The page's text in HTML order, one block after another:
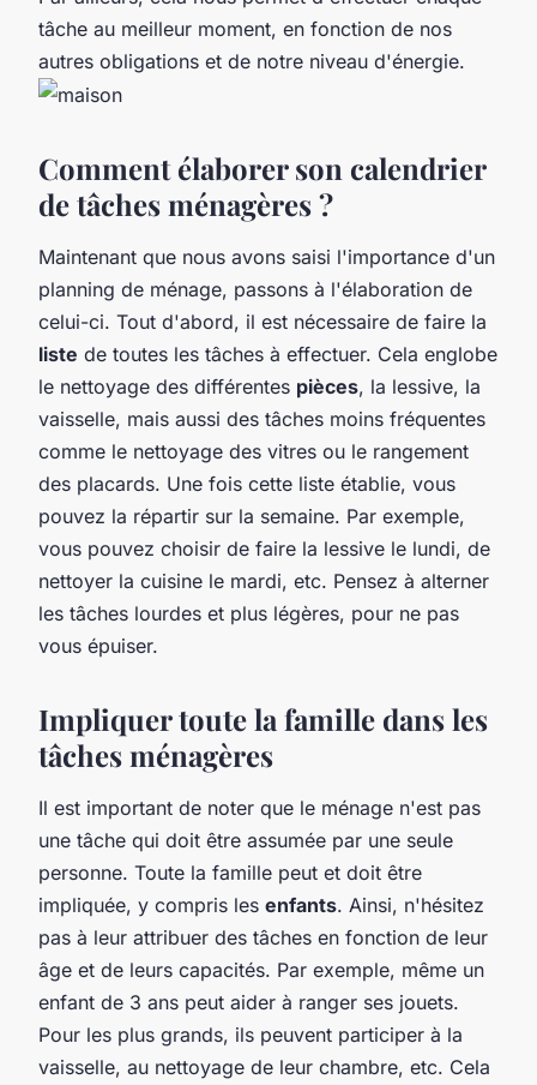
tâche au meilleur moment, en fonction de nos
autres obligations et de notre niveau d'énergie.
Comment élaborer son calendrier
de tâches ménagères ?
Maintenant que nous avons saisi l'importance d'un
planning de ménage, passons à l'élaboration de
celui-ci. Tout d'abord, il est nécessaire de faire la
liste de toutes les tâches à effectuer. Cela englobe
le nettoyage des différentes pièces, la lessive, la
vaisselle, mais aussi des tâches moins fréquentes
comme le nettoyage des vitres ou le rangement
des placards. Une fois cette liste établie, vous
pouvez la répartir sur la semaine. Par exemple,
vous pouvez choisir de faire la lessive le lundi, de
nettoyer la cuisine le mardi, etc. Pensez à alterner
les tâches lourdes et plus légères, pour ne pas
vous épuiser.
Impliquer toute la famille dans les
tâches ménagères
Il est important de noter que le ménage n'est pas
une tâche qui doit être assumée par une seule
personne. Toute la famille peut et doit être
impliquée, y compris les enfants. Ainsi, n'hésitez
pas à leur attribuer des tâches en fonction de leur
âge et de leurs capacités. Par exemple, même un
enfant de 3 ans peut aider à ranger ses jouets.
Pour les plus grands, ils peuvent participer à la
vaisselle, au nettoyage de leur chambre, etc. Cela